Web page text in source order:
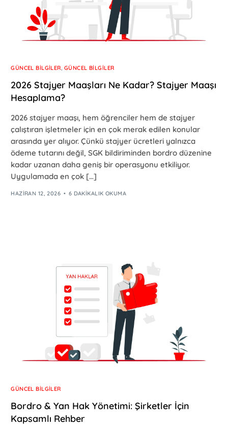
GÜNCEL BILGILER, GÜNCEL BILGILER
2026 Stajyer Maaşları Ne Kadar? Stajyer Maaşı
Hesaplama?
2026 stajyer maaşı, hem öğrenciler hem de stajyer
çalıştıran işletmeler için en çok merak edilen konular
arasında yer alıyor. Çünkü stajyer ücretleri yalnızca
ödeme tutarını değil, SGK bildiriminden bordro düzenine
kadar uzanan daha geniş bir operasyonu etkiliyor.
Uygulamada en çok […]
HAZIRAN 12, 2026 6 DAKIKALIK OKUMA
GÜNCEL BILGILER
Bordro & Yan Hak Yönetimi: Şirketler İçin
Kapsamlı Rehber